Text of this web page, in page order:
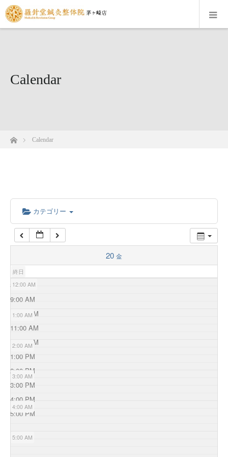
Calendar
ホームCalendar
カテゴリー
20 金
終日
12:00 AM
1:00 AM
2:00 AM
3:00 AM
4:00 AM
5:00 AM
8:00 AM
9:00 AM
10:00 AM
11:00 AM
12:00 PM
1:00 PM
2:00 PM
3:00 PM
4:00 PM
5:00 PM